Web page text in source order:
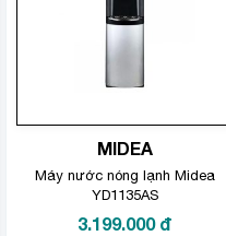
MIDEA
Máy nước nóng lạnh Midea
YD1135AS
3.199.000 đ